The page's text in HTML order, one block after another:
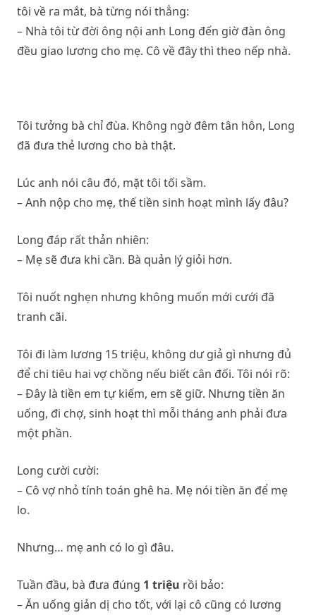
tôi về ra mắt, bà từng nói thẳng:
– Nhà tôi từ đời ông nội anh Long đến giờ đàn ông
đều giao lương cho mẹ. Cô về đây thì theo nếp nhà.
Tôi tưởng bà chỉ đùa. Không ngờ đêm tân hôn, Long
đã đưa thẻ lương cho bà thật.
Lúc anh nói câu đó, mặt tôi tối sầm.
– Anh nộp cho mẹ, thế tiền sinh hoạt mình lấy đâu?
Long đáp rất thản nhiên:
– Mẹ sẽ đưa khi cần. Bà quản lý giỏi hơn.
Tôi nuốt nghẹn nhưng không muốn mới cưới đã
tranh cãi.
Tôi đi làm lương 15 triệu, không dư giả gì nhưng đủ
để chi tiêu hai vợ chồng nếu biết cân đối. Tôi nói rõ:
– Đây là tiền em tự kiếm, em sẽ giữ. Nhưng tiền ăn
uống, đi chợ, sinh hoạt thì mỗi tháng anh phải đưa
một phần.
Long cười cười:
– Cô vợ nhỏ tính toán ghê ha. Mẹ nói tiền ăn để mẹ
lo.
Nhưng… mẹ anh có lo gì đâu.
Tuần đầu, bà đưa đúng 1 triệu rồi bảo:
– Ăn uống giản dị cho tốt, với lại cô cũng có lương